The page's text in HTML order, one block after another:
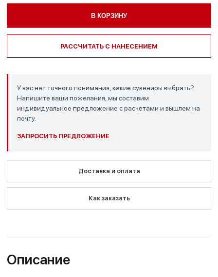
В КОРЗИНУ
РАССЧИТАТЬ С НАНЕСЕНИЕМ
У вас нет точного понимания, какие сувениры выбрать?
Напишите ваши пожелания, мы составим
индивидуальное предложение с расчетами и вышлем на
почту.
ЗАПРОСИТЬ ПРЕДЛОЖЕНИЕ
Доставка и оплата
Как заказать
Описание